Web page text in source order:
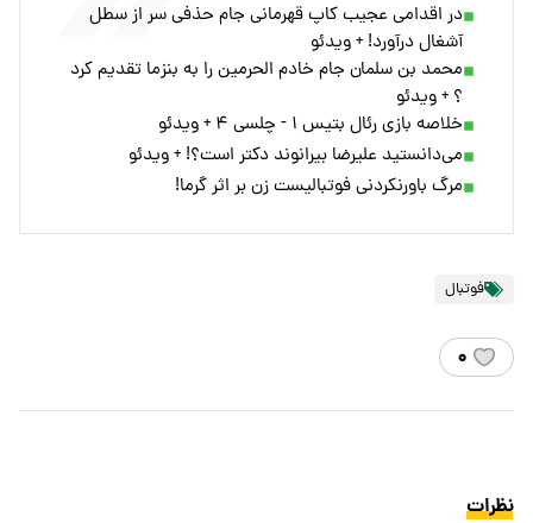
در اقدامی عجیب کاپ قهرمانی جام حذفی سر از سطل
آشغال درآورد! + ویدئو
محمد بن سلمان جام خادم الحرمین را به بنزما تقدیم کرد
؟ + ویدئو
خلاصه بازی رئال بتیس ۱ - چلسی ۴ + ویدئو
می‌دانستید علیرضا بیرانوند دکتر است؟! + ویدئو
مرگ باورنکردنی فوتبالیست زن بر اثر گرما!
فوتبال
۰
نظرات